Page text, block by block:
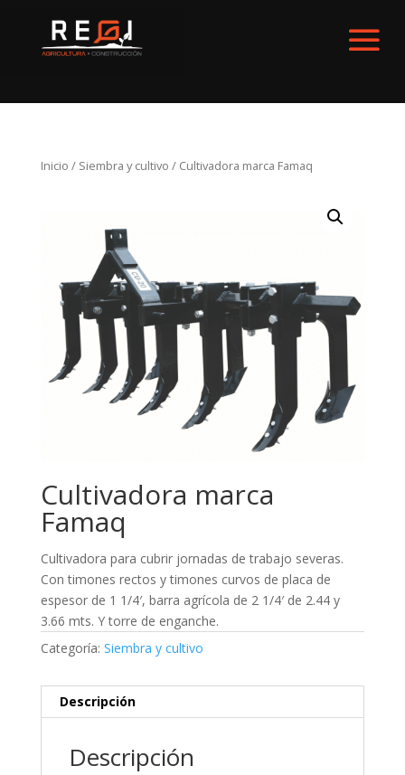
Inicio / Siembra y cultivo / Cultivadora marca Famaq
Cultivadora marca
Famaq
Cultivadora para cubrir jornadas de trabajo severas.
Con timones rectos y timones curvos de placa de
espesor de 1 1/4′, barra agrícola de 2 1/4′ de 2.44 y
3.66 mts. Y torre de enganche.
Categoría: Siembra y cultivo
Descripción
Descripción